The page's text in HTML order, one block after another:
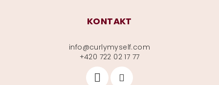
KONTAKT
info@curlymyself.com
+420 722 02 17 77